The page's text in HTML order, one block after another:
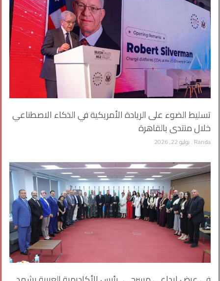
تسليط الضوء على الريادة الأمريكية في الذكاء الاصطناعي
خلال منتدى بالقاهرة
Randa يوليو 22, 2026